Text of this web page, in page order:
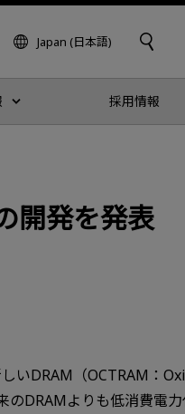
Japan (日本語)
採用情報
開発を発表
いDRAM（OCTRAM：
DRAMよりも低消費電